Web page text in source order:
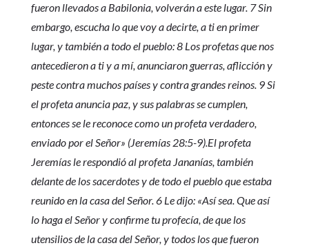
fueron llevados a Babilonia, volverán a este lugar. 7 Sin
embargo, escucha lo que voy a decirte, a ti en primer
lugar, y también a todo el pueblo: 8 Los profetas que nos
antecedieron a ti y a mí, anunciaron guerras, aflicción y
peste contra muchos países y contra grandes reinos. 9 Si
el profeta anuncia paz, y sus palabras se cumplen,
entonces se le reconoce como un profeta verdadero,
enviado por el Señor» (Jeremías 28:5-9).El profeta
Jeremías le respondió al profeta Jananías, también
delante de los sacerdotes y de todo el pueblo que estaba
reunido en la casa del Señor. 6 Le dijo: «Así sea. Que así
lo haga el Señor y confirme tu profecía, de que los
utensilios de la casa del Señor, y todos los que fueron